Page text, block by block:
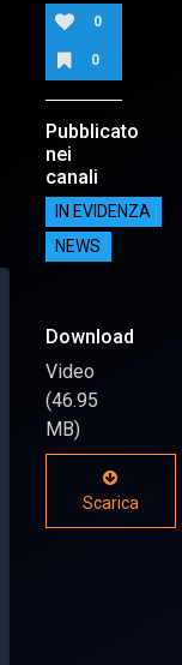
0
0
Pubblicato
nei
canali
IN EVIDENZA
NEWS
Download
Video
(46.95
MB)
Scarica